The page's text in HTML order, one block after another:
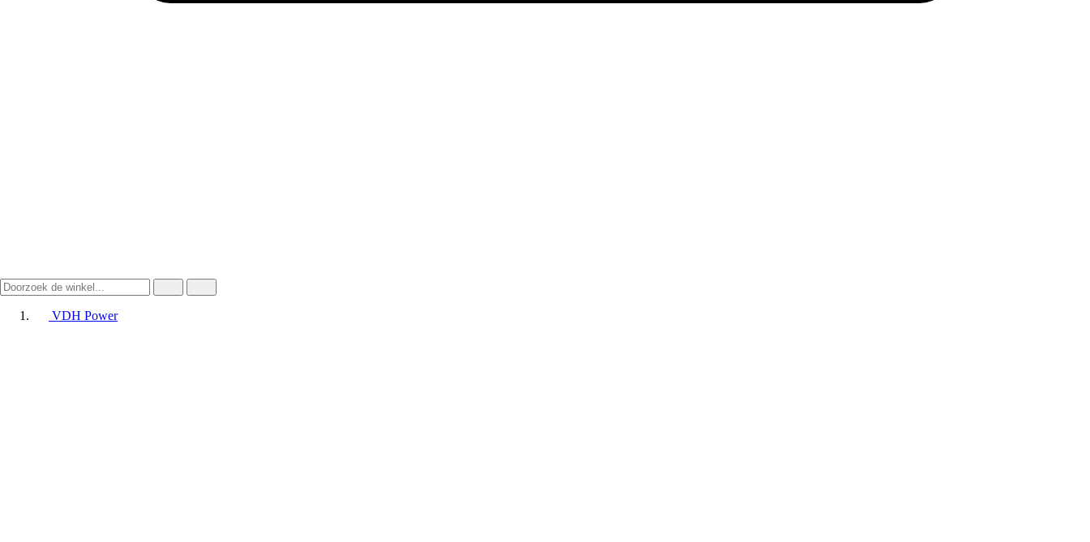
VDH Power